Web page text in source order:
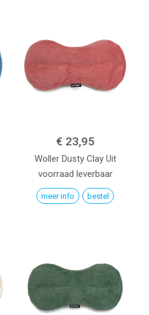
€ 23,95
Woller Dusty Clay Uit
voorraad leverbaar
meer info bestel